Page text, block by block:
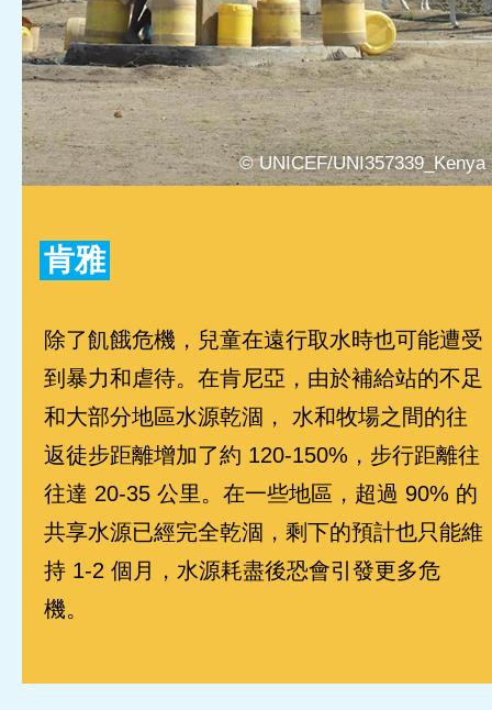
© UNICEF/UNI357339_Kenya
肯雅
除了飢餓危機，兒童在遠行取水時也可能遭受
到暴力和虐待。在肯尼亞，由於補給站的不足
和大部分地區水源乾涸， 水和牧場之間的往
返徒步距離增加了約 120-150%，步行距離往
往達 20-35 公里。在一些地區，超過 90% 的
共享水源已經完全乾涸，剩下的預計也只能維
持 1-2 個月，水源耗盡後恐會引發更多危
機。